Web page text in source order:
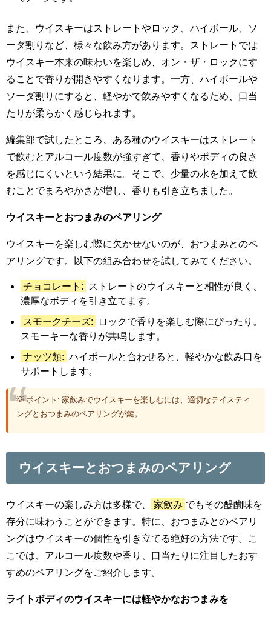
また、ウイスキーはストレートやロック、ハイボール、ソ
ーダ割りなど、様々な飲み方があります。ストレートでは
ウイスキー本来の味わいを楽しめ、オン・ザ・ロックにす
ることで香りが開きやすくなります。一方、ハイボールや
ソーダ割りにすると、軽やかで飲みやすくなるため、口当
たりが柔らかく感じられます。
編集部で試したところ、ある種のウイスキーはストレート
で飲むとアルコール度数が強すぎて、香りやボディの良さ
を感じにくいという結果に。そこで、少量の水を加えて飲
むことでまろやかさが増し、香りも引き立ちました。
ウイスキーとおつまみのペアリング
ウイスキーを楽しむ際に欠かせないのが、おつまみとのペ
アリングです。以下の組み合わせを試してみてください。
チョコレート:
ストレートのウイスキーと相性が良く、
濃厚なボディを引き立てます。
スモークチーズ:
ロックで香りを楽しむ際にぴったり。
スモーキーな香りが共鳴します。
ナッツ類:
ハイボールと合わせると、軽やかな飲み口を
サポートします。
💡 ポイント: 家飲みでウイスキーを楽しむには、適切なテイスティ
ングとおつまみのペアリングが鍵。
ウイスキーとおつまみのペアリング
ウイスキーの楽しみ方は多様で、 家飲み でもその醍醐味を
存分に味わうことができます。特に、おつまみとのペアリ
ングはウイスキーの個性を引き立てる絶好の方法です。こ
こでは、アルコール度数や香り、口当たりに注目したおす
すめのペアリングをご紹介します。
ライトボディのウイスキーには軽やかなおつまみを